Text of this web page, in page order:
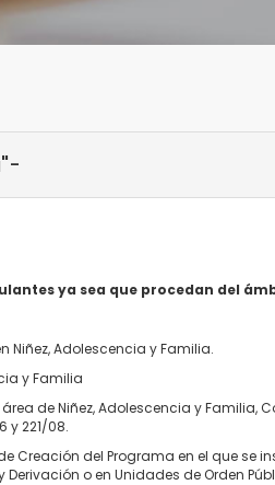
ya sea que procedan del
Niñez, Adolescencia y Familia.
y Familia
de Niñez, Adolescencia y Familia,
y 221/08.
de Creación del Programa en el que se
o en Unidades de Orden